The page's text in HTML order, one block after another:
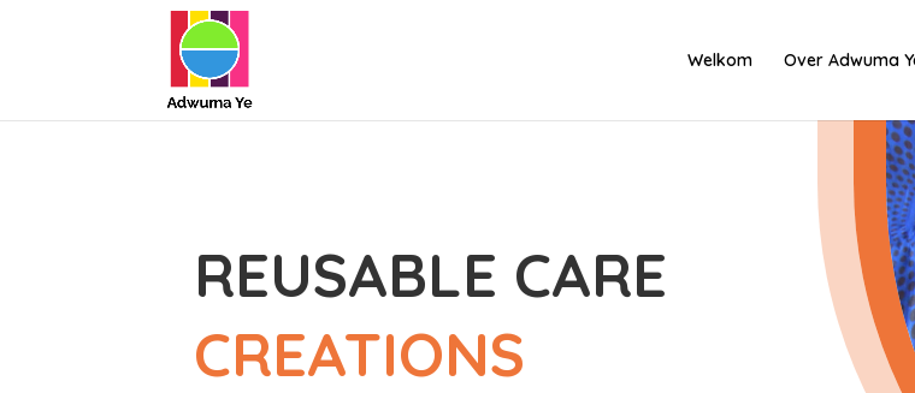
Welkom Over Adwuma
REUSABLE CARE
CREATIONS